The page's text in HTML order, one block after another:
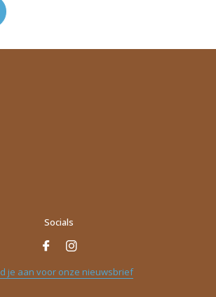
Socials
je aan voor onze nieuwsbrief